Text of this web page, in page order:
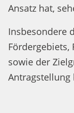
Ansatz hat,
Insbesondere
sowie der
Antragstellung